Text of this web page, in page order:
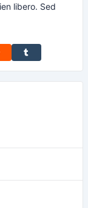
libero. Sed
on Reddit
Share on Tumblr